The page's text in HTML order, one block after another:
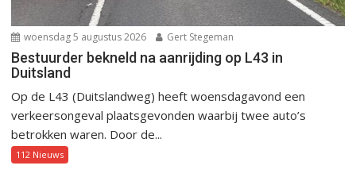
woensdag 5 augustus 2026 Gert Stegeman
Bestuurder bekneld na aanrijding op L43 in
Duitsland
Op de L43 (Duitslandweg) heeft woensdagavond een
verkeersongeval plaatsgevonden waarbij twee auto’s
betrokken waren. Door de...
112 Nieuws